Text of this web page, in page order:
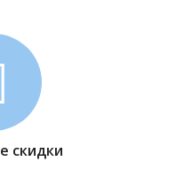
скидки